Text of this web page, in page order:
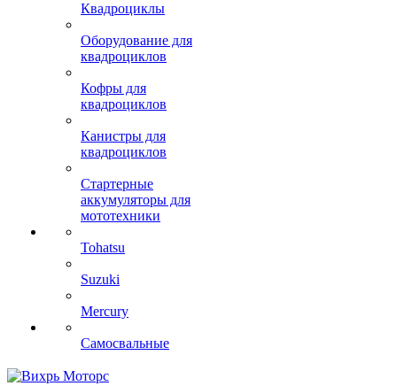
Квадроциклы
Оборудование для
квадроциклов
Кофры для
квадроциклов
Канистры для
квадроциклов
Стартерные
аккумуляторы для
мототехники
Tohatsu
Suzuki
Mercury
Самосвальные